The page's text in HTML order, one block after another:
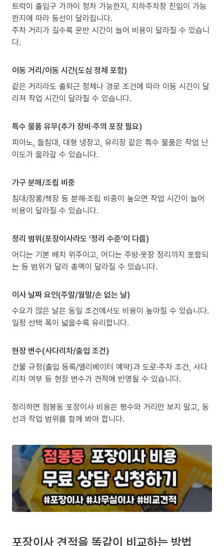
트럭이 출입구 가까이 정차 가능한지, 지하주차장 진입이 가능
한지에 따라 동선이 달라집니다.
주차 거리가 길수록 운반 시간이 늘어 비용이 달라질 수 있습니
다.
이동 거리/이동 시간(도심 정체 포함)
같은 거리라도 출퇴근 정체나 경로 조건에 따라 이동 시간이 달
라져 작업 시간이 달라질 수 있습니다.
특수 물품 유무(추가 장비·주의 포장 필요)
피아노, 돌침대, 대형 냉장고, 유리장 같은 특수 물품은 작업 난
이도가 올라갈 수 있습니다.
가구 분해/조립 비중
침대/장롱/책장 등 분해·조립 비중이 높으면 작업 시간이 늘어
비용이 달라질 수 있습니다.
정리 범위(포장이사라도 ‘정리 수준’이 다름)
어디는 기본 배치 위주이고, 어디는 주방·옷장 정리까지 포함되
는 등 범위가 달라 총액이 달라질 수 있습니다.
이사 날짜 요인(주말/월말/손 없는 날)
수요가 많은 날은 동일 조건에서도 비용이 높아질 수 있습니다.
일정 선택 폭이 넓을수록 유리합니다.
현장 변수(사다리차/출입 조건)
건물 규정(출입 등록/엘리베이터 예약)과 도로·주차 조건, 사다
리차 여부 등 현장 변수가 견적에 반영될 수 있습니다.
정리하면 점봉동 포장이사 비용은 평수와 거리만 보지 말고, 동
선과 작업 범위를 함께 봐야 합니다.
포장이사 견적을 똑같이 비교하는 방법